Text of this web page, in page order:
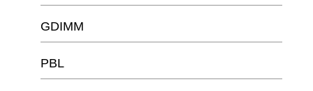
GDIMM
PBL